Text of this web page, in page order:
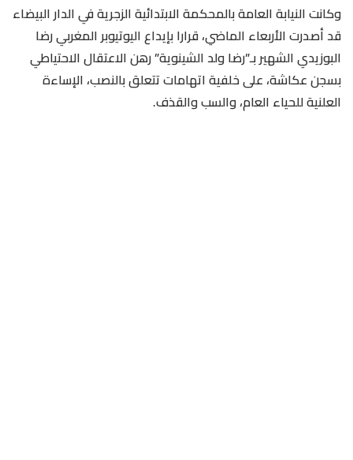
وكانت النيابة العامة بالمحكمة الابتدائية الزجرية في الدار البيضاء
قد أصدرت الأربعاء الماضي، قرارا بإيداع اليوتيوبر المغربي رضا
البوزيدي الشهير بـ”رضا ولد الشينوية” رهن الاعتقال الاحتياطي
بسجن عكاشة، على خلفية اتهامات تتعلق بالنصب، الإساءة
العلنية للحياء العام، والسب والقذف.